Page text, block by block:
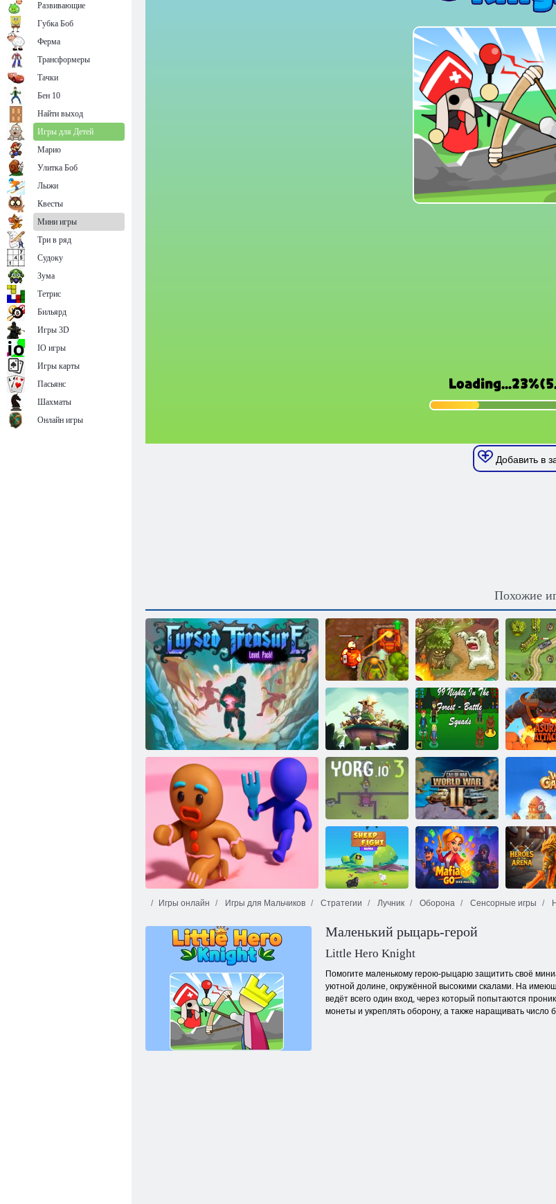
Добавить в
Похожие
Проклятое сокровище: Уровневый
сборник
Проклятое
сокровище 2
Хранитель
Природа
наносит
ответный удар
99 ночей в лесу
— Боевые
отряды
Спасите пряничного человечка
Атака
Йорг 3
Зов Войны:
Вторая
мировая война
Дикий
Битва овец
Мастер игры в
кости
Игры онлайн Игры для Мальчиков Стратегии Лучник Оборона Сенсорные игры
Маленький рыцарь-герой
Little Hero Knight
Помогите маленькому герою-рыцарю защитить своё
уютной долине, окружённой высокими скалами. На
ведёт всего один вход, через который попытаются
монеты и укреплять оборону, а также наращивать
Развивающие
Губка Боб
Ферма
Трансформеры
Тачки
Бен 10
Найти выход
Игры для Детей
Марио
Улитка Боб
Лыжи
Квесты
Мини игры
Три в ряд
Судоку
Зума
Тетрис
Бильярд
Игры 3D
IO игры
Игры карты
Пасьянс
Шахматы
Онлайн игры